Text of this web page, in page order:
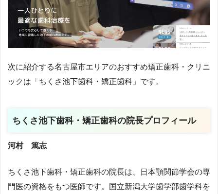
次に紹介する名古屋市エリアのおすすめ矯正歯科・クリニ
ックは「 ちくさ池下歯科・矯正歯科 」です。
ちくさ池下歯科・矯正歯科の院長プロフィール
河村 篤志
ちくさ池下歯科・矯正歯科の院長は、日本顎関節学会の専
門医の資格をもつ医師です。国立新潟大学歯学部歯学科を